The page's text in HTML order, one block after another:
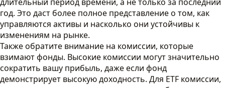
год. Это даст более полное представление о том, как
управляются активы и насколько они устойчивы к
изменениям на рынке.
Также обратите внимание на комиссии, которые
взимают фонды. Высокие комиссии могут значительно
сократить вашу прибыль, даже если фонд
демонстрирует высокую доходность. Для ETF комиссии,